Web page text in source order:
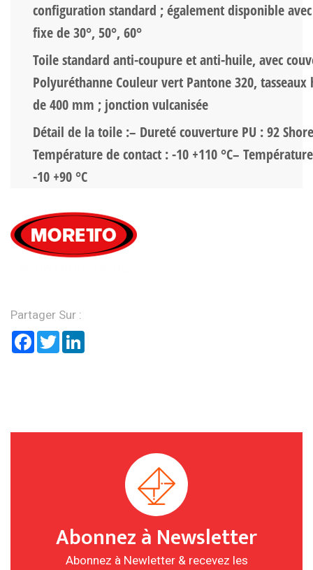
configuration standard ; également disponible
fixe de 30°, 50°, 60°
Toile standard anti-coupure et anti-huile, avec
Polyuréthanne Couleur vert Pantone 320, tasseaux
de 400 mm ; jonction vulcanisée
Détail de la toile :– Dureté couverture PU : 92 Shore
Température de contact : -10 +110 °C–
-10 +90 °C
Partager Sur :
Facebook
Twitter
Abonnez à Newsletter
Abonnez à Newletter & recevez les